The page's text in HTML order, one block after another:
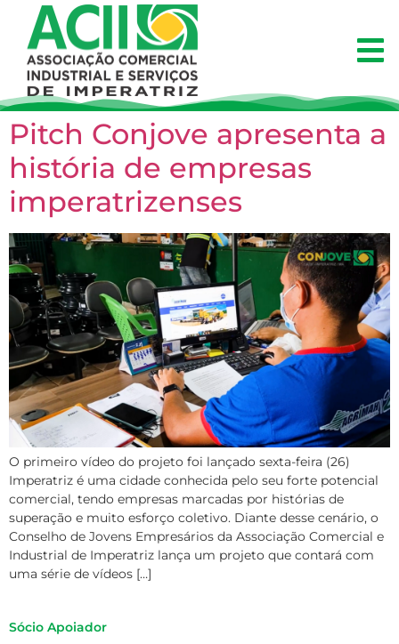
Pitch Conjove apresenta a
história de empresas
imperatrizenses
O primeiro vídeo do projeto foi lançado sexta-feira (26)
Imperatriz é uma cidade conhecida pelo seu forte potencial
comercial, tendo empresas marcadas por histórias de
superação e muito esforço coletivo. Diante desse cenário, o
Conselho de Jovens Empresários da Associação Comercial e
Industrial de Imperatriz lança um projeto que contará com
uma série de vídeos […]
Sócio Apoiador